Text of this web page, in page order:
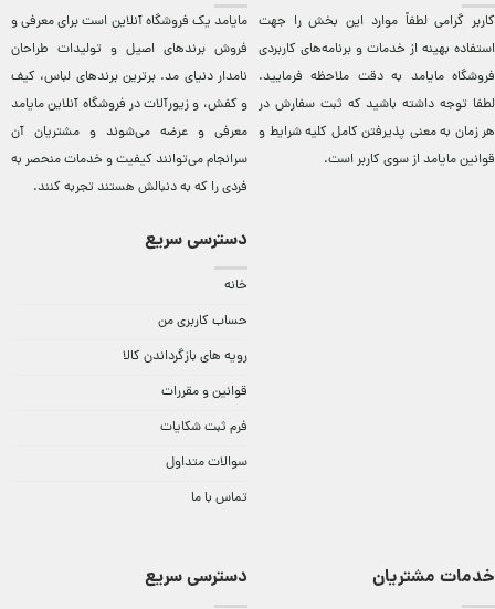
کاربر گرامی لطفاً موارد این بخش را جهت
استفاده بهینه از خدمات و برنامه‌‏های کاربردی
فروشگاه مایامد به دقت ملاحظه فرمایید.
لطفا توجه داشته باشید که ثبت سفارش در
هر زمان به معنی پذیرفتن کامل کلیهشرایط و
قوانین مایامداز سوی کاربر است.
مایامد يک فروشگاه آنلاين است برای معرفی و
فروش برندهای اصيل و توليدات طراحان
نامدار دنيای مد. برترين‌ برندهای لباس، کيف
و کفش، و زيورآلات در فروشگاه آنلاين مایامد
معرفی و عرضه می‌شوند و مشتريان آن
سرانجام می‌توانند کيفيت و خدمات منحصر به
فردی را که به دنبالش هستند تجربه کنند.
دسترسی سریع
خانه
حساب کاربری من
رویه های بازگرداندن کالا
قوانین و مقررات
فرم ثبت شکایات
سوالات متداول
تماس با ما
خدمات مشتریان دسترسی سریع